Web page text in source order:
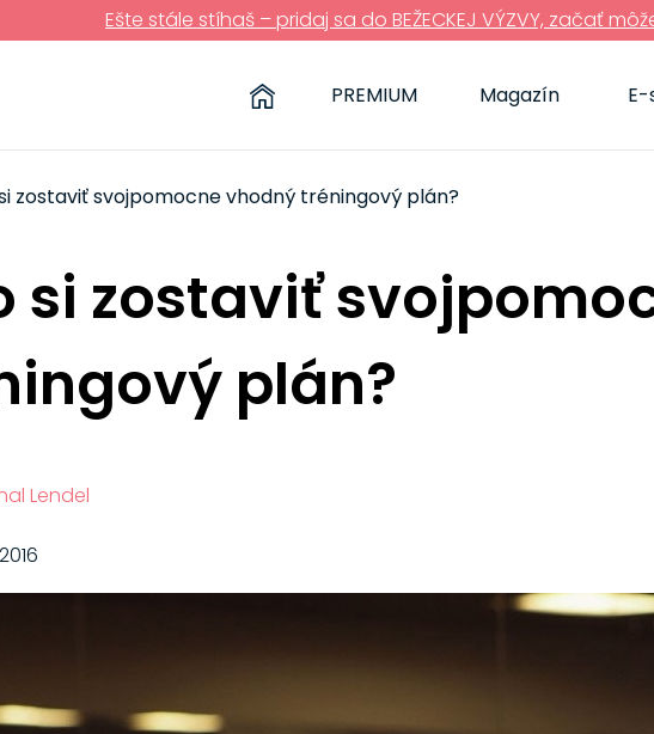
Ešte stále stíhaš – pridaj sa do BEŽECKEJ VÝZVY, začať
PREMIUM Magazín
zostaviť svojpomocne vhodný tréningový plán?
si zostaviť
plán?
Lendel